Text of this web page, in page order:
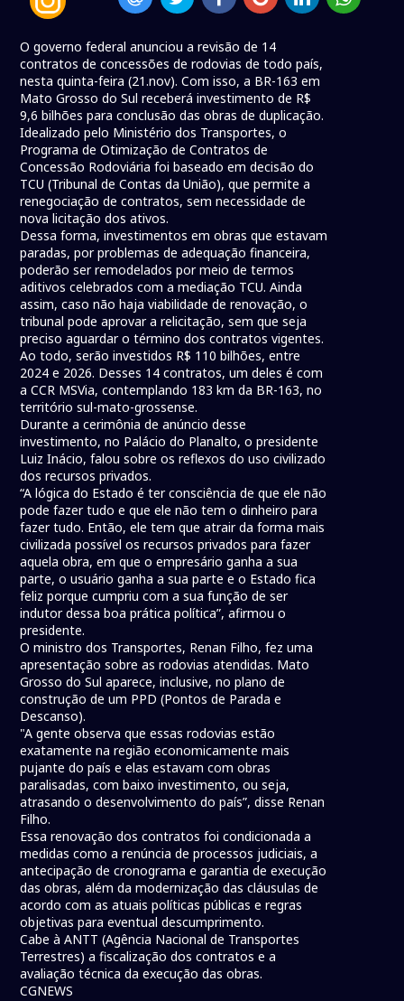
O governo federal anunciou a revisão de 14
contratos de concessões de rodovias de todo país,
nesta quinta-feira (21.nov). Com isso, a BR-163 em
Mato Grosso do Sul receberá investimento de R$
9,6 bilhões para conclusão das obras de duplicação.
Idealizado pelo Ministério dos Transportes, o
Programa de Otimização de Contratos de
Concessão Rodoviária foi baseado em decisão do
TCU (Tribunal de Contas da União), que permite a
renegociação de contratos, sem necessidade de
nova licitação dos ativos.
Dessa forma, investimentos em obras que estavam
paradas, por problemas de adequação financeira,
poderão ser remodelados por meio de termos
aditivos celebrados com a mediação TCU. Ainda
assim, caso não haja viabilidade de renovação, o
tribunal pode aprovar a relicitação, sem que seja
preciso aguardar o término dos contratos vigentes.
Ao todo, serão investidos R$ 110 bilhões, entre
2024 e 2026. Desses 14 contratos, um deles é com
a CCR MSVia, contemplando 183 km da BR-163, no
território sul-mato-grossense.
Durante a cerimônia de anúncio desse
investimento, no Palácio do Planalto, o presidente
Luiz Inácio, falou sobre os reflexos do uso civilizado
dos recursos privados.
“A lógica do Estado é ter consciência de que ele não
pode fazer tudo e que ele não tem o dinheiro para
fazer tudo. Então, ele tem que atrair da forma mais
civilizada possível os recursos privados para fazer
aquela obra, em que o empresário ganha a sua
parte, o usuário ganha a sua parte e o Estado fica
feliz porque cumpriu com a sua função de ser
indutor dessa boa prática política”, afirmou o
presidente.
O ministro dos Transportes, Renan Filho, fez uma
apresentação sobre as rodovias atendidas. Mato
Grosso do Sul aparece, inclusive, no plano de
construção de um PPD (Pontos de Parada e
Descanso).
"A gente observa que essas rodovias estão
exatamente na região economicamente mais
pujante do país e elas estavam com obras
paralisadas, com baixo investimento, ou seja,
atrasando o desenvolvimento do país”, disse Renan
Filho.
Essa renovação dos contratos foi condicionada a
medidas como a renúncia de processos judiciais, a
antecipação de cronograma e garantia de execução
das obras, além da modernização das cláusulas de
acordo com as atuais políticas públicas e regras
objetivas para eventual descumprimento.
Cabe à ANTT (Agência Nacional de Transportes
Terrestres) a fiscalização dos contratos e a
avaliação técnica da execução das obras.
CGNEWS